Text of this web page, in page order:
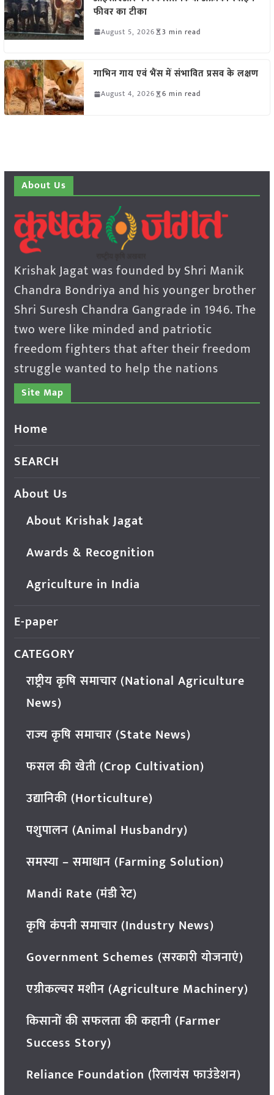
फीवर का टीका
August 5, 2026 3 min read
गाभिन गाय एवं भैंस में संभावित प्रसव के लक्षण
August 4, 2026 6 min read
About Us
Krishak Jagat was founded by Shri Manik
Chandra Bondriya and his younger brother
Shri Suresh Chandra Gangrade in 1946. The
two were like minded and patriotic
freedom fighters that after their freedom
struggle wanted to help the nations
Site Map
Home
SEARCH
About Us
About Krishak Jagat
Awards & Recognition
Agriculture in India
E-paper
CATEGORY
राष्ट्रीय कृषि समाचार (National Agriculture
News)
राज्य कृषि समाचार (State News)
फसल की खेती (Crop Cultivation)
उद्यानिकी (Horticulture)
पशुपालन (Animal Husbandry)
समस्या – समाधान (Farming Solution)
Mandi Rate (मंडी रेट)
कृषि कंपनी समाचार (Industry News)
Government Schemes (सरकारी योजनाएं)
एग्रीकल्चर मशीन (Agriculture Machinery)
किसानों की सफलता की कहानी (Farmer
Success Story)
Reliance Foundation (रिलायंस फाउंडेशन)